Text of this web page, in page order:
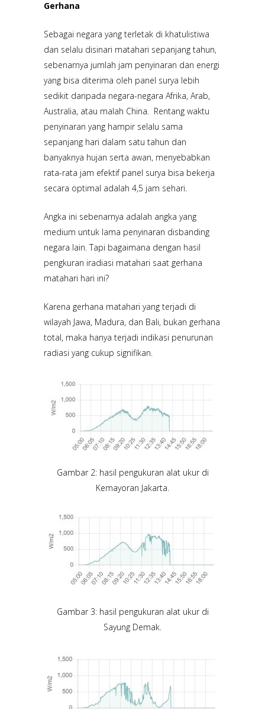
Gerhana
Sebagai negara yang terletak di khatulistiwa
dan selalu disinari matahari sepanjang tahun,
sebenarnya jumlah jam penyinaran dan energi
yang bisa diterima oleh panel surya lebih
sedikit daripada negara-negara Afrika, Arab,
Australia, atau malah China. Rentang waktu
penyinaran yang hampir selalu sama
sepanjang hari dalam satu tahun dan
banyaknya hujan serta awan, menyebabkan
rata-rata jam efektif panel surya bisa bekerja
secara optimal adalah 4,5 jam sehari.
Angka ini sebenarnya adalah angka yang
medium untuk lama penyinaran disbanding
negara lain. Tapi bagaimana dengan hasil
pengkuran iradiasi matahari saat gerhana
matahari hari ini?
Karena gerhana matahari yang terjadi di
wilayah Jawa, Madura, dan Bali, bukan gerhana
total, maka hanya terjadi indikasi penurunan
radiasi yang cukup signifikan.
Gambar 2: hasil pengukuran alat ukur di
Kemayoran Jakarta.
Gambar 3: hasil pengukuran alat ukur di
Sayung Demak.